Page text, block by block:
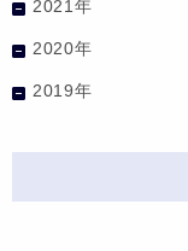
2021年
2020年
2019年